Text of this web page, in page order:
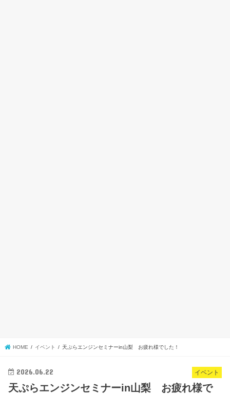
HOME イベント 天ぷらエンジンセミナーin山梨 お疲れ様でした！
イベント
2026.06.22
天ぷらエンジンセミナーin山梨 お疲れ様で